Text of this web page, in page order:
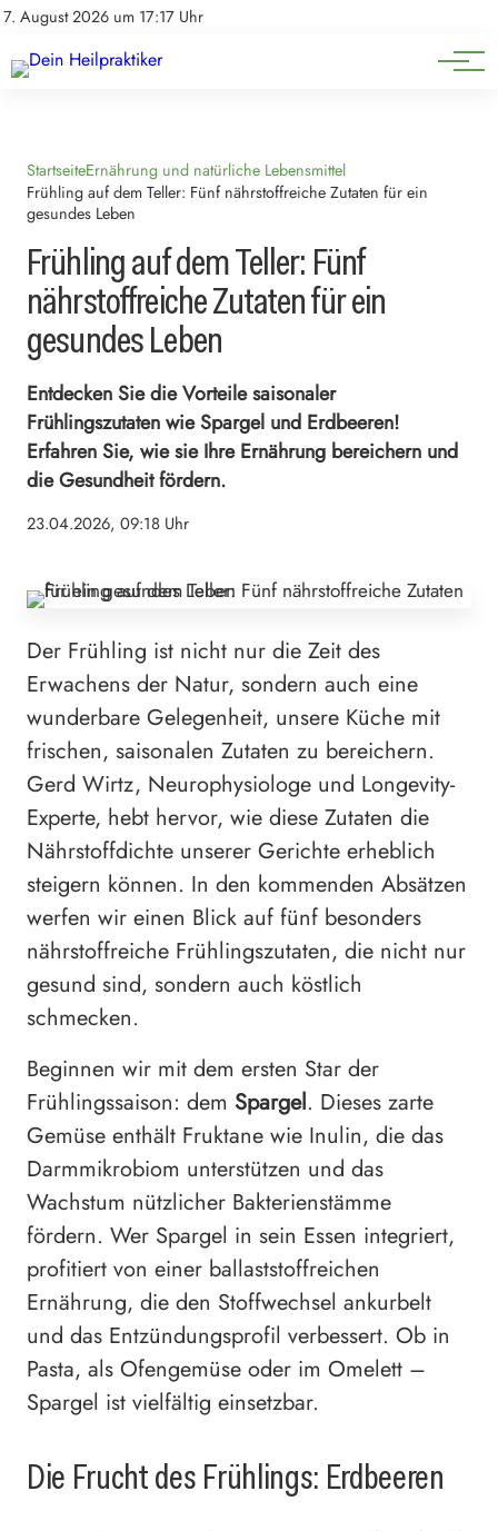
7. August 2026 um 17:17 Uhr
Impressum
Natürliche Medizin
Heilpflanzen & Kräuterkunde
StartseiteErnährung und natürliche Lebensmittel
Frühling auf dem Teller: Fünf nährstoffreiche Zutaten für ein
gesundes Leben
Frühling auf dem Teller: Fünf
nährstoffreiche Zutaten für ein
gesundes Leben
Entdecken Sie die Vorteile saisonaler
Frühlingszutaten wie Spargel und Erdbeeren!
Erfahren Sie, wie sie Ihre Ernährung bereichern und
die Gesundheit fördern.
23.04.2026, 09:18 Uhr
Der Frühling ist nicht nur die Zeit des
Erwachens der Natur, sondern auch eine
wunderbare Gelegenheit, unsere Küche mit
frischen, saisonalen Zutaten zu bereichern.
Gerd Wirtz, Neurophysiologe und Longevity-
Experte, hebt hervor, wie diese Zutaten die
Nährstoffdichte unserer Gerichte erheblich
steigern können. In den kommenden Absätzen
werfen wir einen Blick auf fünf besonders
nährstoffreiche Frühlingszutaten, die nicht nur
gesund sind, sondern auch köstlich
schmecken.
Beginnen wir mit dem ersten Star der
Frühlingssaison: dem Spargel. Dieses zarte
Gemüse enthält Fruktane wie Inulin, die das
Darmmikrobiom unterstützen und das
Wachstum nützlicher Bakterienstämme
fördern. Wer Spargel in sein Essen integriert,
profitiert von einer ballaststoffreichen
Ernährung, die den Stoffwechsel ankurbelt
und das Entzündungsprofil verbessert. Ob in
Pasta, als Ofengemüse oder im Omelett –
Spargel ist vielfältig einsetzbar.
Die Frucht des Frühlings: Erdbeeren